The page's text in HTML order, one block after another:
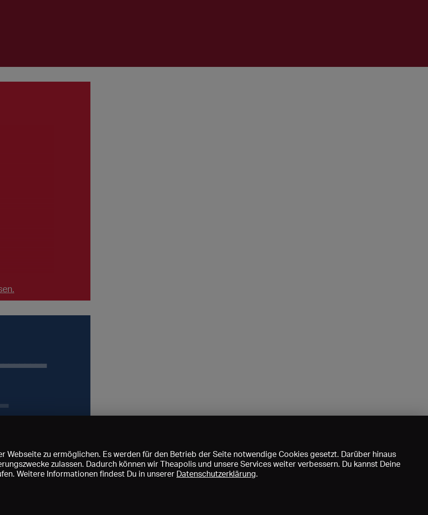
Webseite zu ermöglichen. Es werden für den Betrieb der Seite notwendige Cookies gesetzt. Darüber hinaus
zulassen. Dadurch können wir Theapolis und unsere Services weiter verbessern. Du kannst Deine
Weitere Informationen findest Du in unserer Datenschutzerklärung.